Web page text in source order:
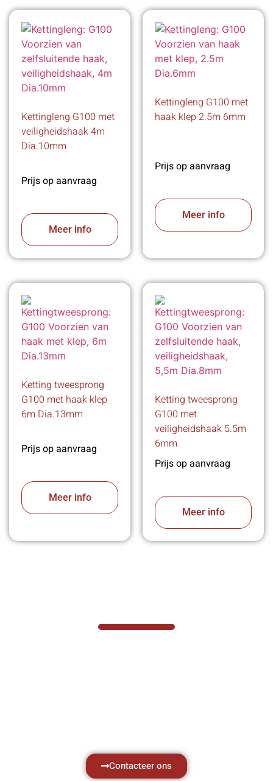
Kettingleng G100 met
veiligheidshaak 4m
Dia.10mm
Prijs op aanvraag
Meer info
Kettingleng G100 met
haak klep 2.5m 6mm
Prijs op aanvraag
Meer info
Ketting tweesprong
G100 met haak klep
6m Dia.13mm
Prijs op aanvraag
Meer info
Ketting tweesprong
G100 met
veiligheidshaak 5.5m
6mm
Prijs op aanvraag
Meer info
Contacteer ons